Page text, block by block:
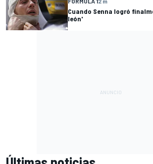
Cuando Senna logró
león'